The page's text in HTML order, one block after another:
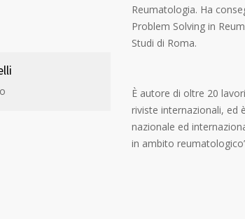
Reumatologia. Ha
Problem Solving in
Studi di Roma.
È autore di oltre 20
riviste internazionali, ed
nazionale ed
in ambito